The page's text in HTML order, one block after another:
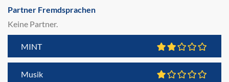
Partner Fremdsprachen
Keine Partner.
MINT
Musik